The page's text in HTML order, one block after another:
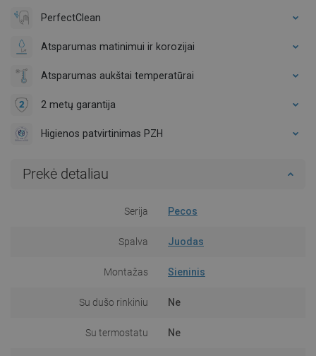
PerfectClean
Atsparumas matinimui ir korozijai
Atsparumas aukštai temperatūrai
2 metų garantija
Higienos patvirtinimas PZH
Prekė detaliau
Serija Pecos
Spalva Juodas
Montažas Sieninis
Su dušo rinkiniu Ne
Su termostatu Ne